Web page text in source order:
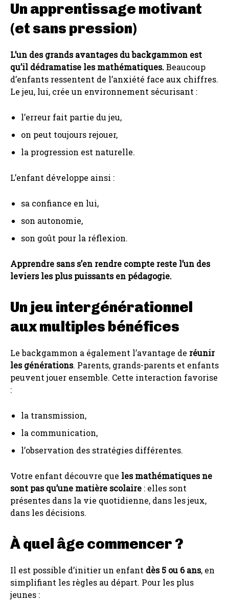
Un apprentissage motivant
(et sans pression)
L’un des grands avantages du backgammon est
qu’il dédramatise les mathématiques.Beaucoup
d’enfants ressentent de l’anxiété face aux chiffres.
Le jeu, lui, crée un environnement sécurisant :
l’erreur fait partie du jeu,
on peut toujours rejouer,
la progression est naturelle.
L’enfant développe ainsi :
sa confiance en lui,
son autonomie,
son goût pour la réflexion.
Apprendre sans s’en rendre compte reste l’un des
leviers les plus puissants en pédagogie.
Un jeu intergénérationnel
aux multiples bénéfices
Le backgammon a également l’avantage de réunir
les générations. Parents, grands-parents et enfants
peuvent jouer ensemble. Cette interaction favorise
:
la transmission,
la communication,
l’observation des stratégies différentes.
Votre enfant découvre que les mathématiques ne
sont pas qu’une matière scolaire : elles sont
présentes dans la vie quotidienne, dans les jeux,
dans les décisions.
À quel âge commencer ?
Il est possible d’initier un enfant dès 5 ou 6 ans, en
simplifiant les règles au départ. Pour les plus
jeunes :